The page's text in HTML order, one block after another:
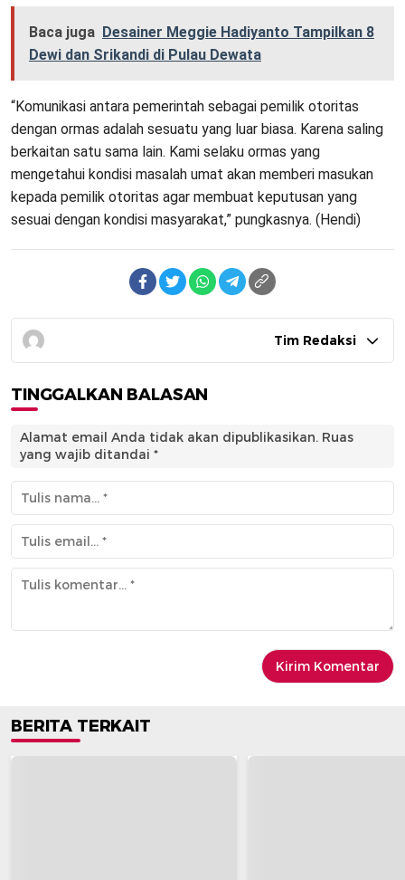
Baca juga Desainer Meggie Hadiyanto Tampilkan 8
Dewi dan Srikandi di Pulau Dewata
“Komunikasi antara pemerintah sebagai pemilik otoritas
dengan ormas adalah sesuatu yang luar biasa. Karena saling
berkaitan satu sama lain. Kami selaku ormas yang
mengetahui kondisi masalah umat akan memberi masukan
kepada pemilik otoritas agar membuat keputusan yang
sesuai dengan kondisi masyarakat,” pungkasnya. (Hendi)
Tim Redaksi
TINGGALKAN BALASAN
Alamat email Anda tidak akan dipublikasikan. Ruas
yang wajib ditandai *
BERITA TERKAIT